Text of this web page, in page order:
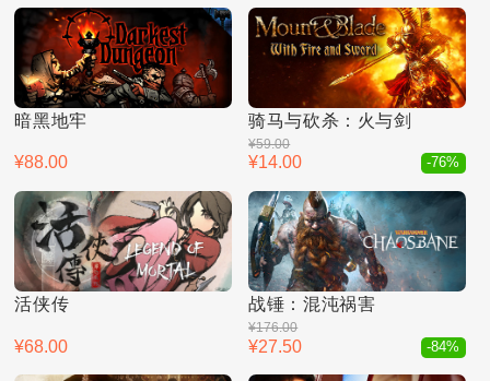
暗黑地牢
¥88.00
骑马与砍杀：火与剑
¥59.00
¥14.00 -76%
活侠传
¥68.00
战锤：混沌祸害
¥176.00
¥27.50 -84%